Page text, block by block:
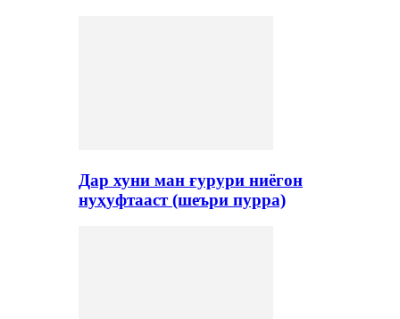
Дар хуни ман ғурури ниёгон
нуҳуфтааст (шеъри пурра)